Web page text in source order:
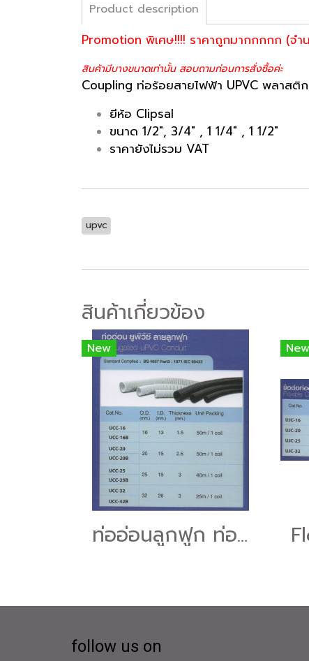
Product description
Promotion พิเศษ!!!! ราคาถูกมากกกกก (จำ
สินค้ามีบางขนาดเท่านั้น สอบถามก่อนการสั่งซื้อค่ะ
Coupling ท่อร้อยสายไฟฟ้า UPVC พลาสติ
ยีห้อ Clipsal
ขนาด 1/2", 3/4" , 1 1/4" , 1 1/2"
ราคายังไม่รวม VAT
upvc
สินค้าเกี่ยวข้อง
New
ท่ออ่อนลูกฟูก ท่อร้อยสายไฟฟ้า UPVC
New
follow us on